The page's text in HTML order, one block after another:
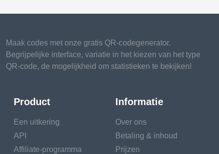
Maak codes met onze gratis QR-codegenerator.
Begrijpelijke interface, variatie in het kiezen van het type
QR-code, de mogelijkheid om statistieken te bekijken!
Product
Een uitkering
API
Affiliate-programma
Informatie
Over ons
Betaling & inhoud
Prijzen